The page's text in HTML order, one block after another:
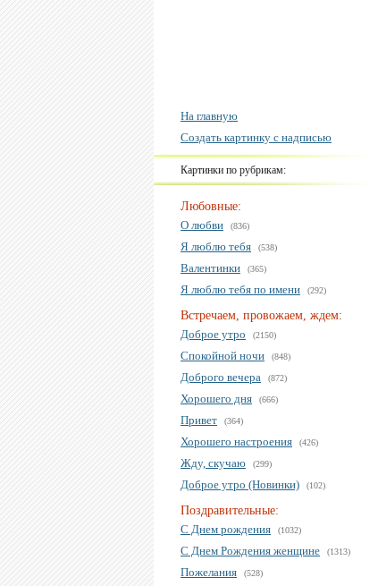
На главную
Создать картинку с надписью
Картинки по рубрикам:
Любовные:
О любви
(836)
Я люблю тебя (538)
Валентинки (365)
Я люблю тебя по имени (292)
Встречаем, провожаем, ждем:
Доброе утро
(2150)
Спокойной ночи (848)
Доброго вечера (872)
Хорошего дня (666)
Привет (364)
Хорошего настроения (426)
Жду, скучаю (299)
Доброе утро (Новинки) (102)
Поздравительные:
С Днем рождения
(1032)
С Днем Рождения женщине (1313)
Пожелания (528)